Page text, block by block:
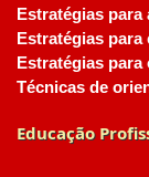
Estratégias
Estratégias
Estratégias
Técnicas de
Educação